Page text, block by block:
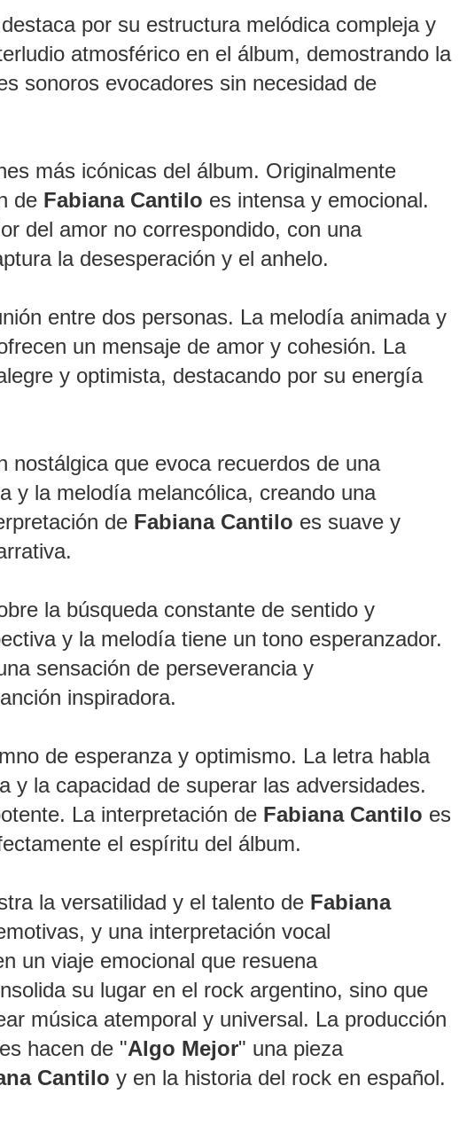
por su estructura melódica compleja y
atmosférico en el álbum, demostrando la
sonoros evocadores sin necesidad de
más icónicas del álbum. Originalmente
de Fabiana Cantilo es intensa y emocional.
del amor no correspondido, con una
la desesperación y el anhelo.
entre dos personas. La melodía animada y
un mensaje de amor y cohesión. La
y optimista, destacando por su energía
nostálgica que evoca recuerdos de una
y la melodía melancólica, creando una
de Fabiana Cantilo es suave y
la búsqueda constante de sentido y
y la melodía tiene un tono esperanzador.
sensación de perseverancia y
inspiradora.
de esperanza y optimismo. La letra habla
y la capacidad de superar las adversidades.
La interpretación de Fabiana Cantilo es
el espíritu del álbum.
la versatilidad y el talento de Fabiana
y una interpretación vocal
un viaje emocional que resuena
su lugar en el rock argentino, sino que
música atemporal y universal. La producción
hacen de "Algo Mejor" una pieza
Cantilo y en la historia del rock en español.